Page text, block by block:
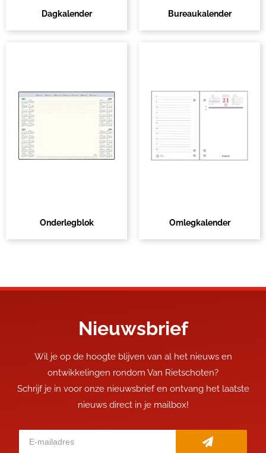
Dagkalender Bureaukalender
Onderlegblok Omlegkalender
Nieuwsbrief
Wil je op de hoogte blijven van al het nieuws en
ontwikkelingen rondom Van Rietschoten?
Schrijf je in voor onze nieuwsbrief en ontvang het laatste
nieuws direct in je mailbox!